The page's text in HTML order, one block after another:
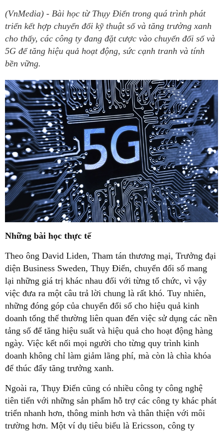
(VnMedia) - Bài học từ Thụy Điển trong quá trình phát
triển kết hợp chuyển đổi kỹ thuật số và tăng trưởng xanh
cho thấy, các công ty đang đặt cược vào chuyển đổi số và
5G để tăng hiệu quả hoạt động, sức cạnh tranh và tính
bền vững.
Những bài học thực tế
Theo ông David Liden, Tham tán thương mại, Trưởng đại
diện Business Sweden, Thụy Điển, chuyển đổi số mang
lại những giá trị khác nhau đối với từng tổ chức, vì vậy
việc đưa ra một câu trả lời chung là rất khó. Tuy nhiên,
những đóng góp của chuyển đổi số cho hiệu quả kinh
doanh tổng thể thường liên quan đến việc sử dụng các nền
tảng số để tăng hiệu suất và hiệu quả cho hoạt động hàng
ngày. Việc kết nối mọi người cho từng quy trình kinh
doanh không chỉ làm giảm lãng phí, mà còn là chìa khóa
để thúc đẩy tăng trưởng xanh.
Ngoài ra, Thụy Điển cũng có nhiều công ty công nghệ
tiên tiến với những sản phẩm hỗ trợ các công ty khác phát
triển nhanh hơn, thông minh hơn và thân thiện với môi
trường hơn. Một ví dụ tiêu biểu là Ericsson, công ty